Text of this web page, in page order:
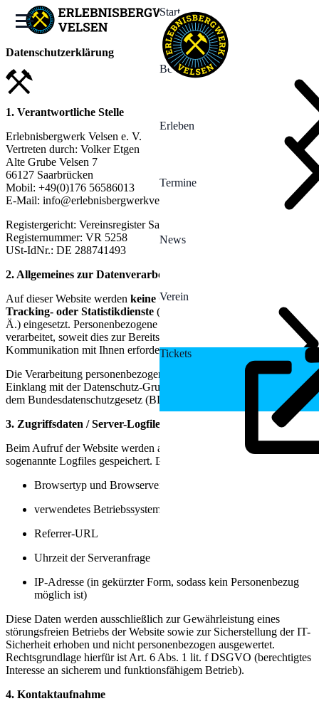
Start
Bergwerk
Erleben
Termine
News
Verein
Tickets
Datenschutzerklärung
1. Verantwortliche Stelle
Erlebnisbergwerk Velsen e. V.
Vertreten durch: Volker Etgen
Alte Grube Velsen 7
66127 Saarbrücken
Mobil: +49(0)176 56586013
E-Mail: info@erlebnisbergwerkvelsen.de
Registergericht: Vereinsregister Saarbrücken
Registernummer: VR 5258
USt-IdNr.: DE 288741493
2. Allgemeines zur Datenverarbeitung
Auf dieser Website werden keine Cookies gesetzt
Tracking- oder Statistikdienste (wie Google Analytics, Matomo o.
Ä.) eingesetzt. Personenbezogene Daten werden ausschließlich
verarbeitet, soweit dies zur Bereitstellung der Website oder zur
Kommunikation mit Ihnen erforderlich ist.
Die Verarbeitung personenbezogener Daten erfolgt stets im
Einklang mit der Datenschutz-Grundverordnung (DSGVO) und
dem Bundesdatenschutzgesetz (BDSG).
3. Zugriffsdaten / Server-Logfiles
Beim Aufruf der Website werden automatisch durch den Webserver
sogenannte Logfiles gespeichert. Diese enthalten unter anderem:
Browsertyp und Browserversion
verwendetes Betriebssystem
Referrer-URL
Uhrzeit der Serveranfrage
IP-Adresse (in gekürzter Form, sodass kein Personenbezug
möglich ist)
Diese Daten werden ausschließlich zur Gewährleistung eines
störungsfreien Betriebs der Website sowie zur Sicherstellung der IT-
Sicherheit erhoben und nicht personenbezogen ausgewertet.
Rechtsgrundlage hierfür ist Art. 6 Abs. 1 lit. f DSGVO (berechtigtes
Interesse an sicherem und funktionsfähigem Betrieb).
4. Kontaktaufnahme